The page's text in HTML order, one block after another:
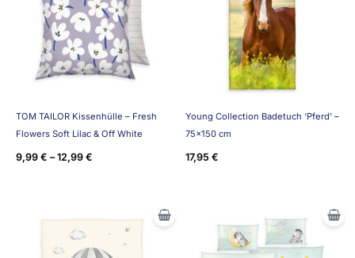
TOM TAILOR Kissenhülle – Fresh
Flowers Soft Lilac & Off White
9,99 € –12,99 €
Young Collection Badetuch ‘Pferd’ –
75×150 cm
17,95 €